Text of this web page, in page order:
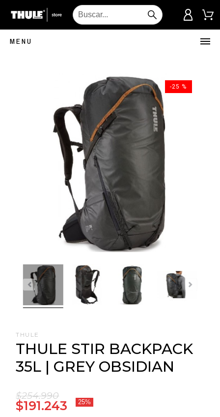
MENU
-25 %
THULE
THULE STIR BACKPACK
35L | GREY OBSIDIAN
$254.990
$191.243 25%